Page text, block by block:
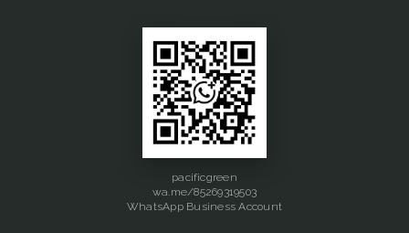
pacificgreen
wa.me/85269319503
WhatsApp Business Account